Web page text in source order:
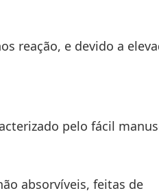
reação, e devido a
pelo fácil
absorvíveis, feitas de